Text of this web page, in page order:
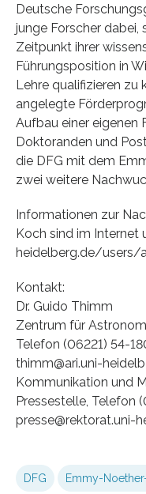
Deutsche
junge Forscher dabei,
Zeitpunkt ihrer
Führungsposition in
Lehre qualifizieren zu
angelegte
Aufbau einer eigenen
Doktoranden und
die DFG mit dem
zwei weitere
Informationen zur
Koch sind im
heidelberg.de/users/
Kontakt:
Dr. Guido Thimm
Zentrum für
Telefon (06221) 54-
thimm@ari.uni-
Kommunikation und
Pressestelle, Telefon
presse@rektorat.uni-
DFG Emmy-